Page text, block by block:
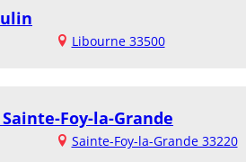
Libourne 33500
Foy-la-Grande
Sainte-Foy-la-Grande 33220